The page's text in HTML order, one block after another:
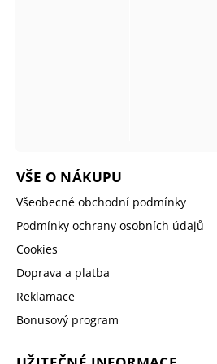
VŠE O NÁKUPU
Všeobecné obchodní podmínky
Podmínky ochrany osobních údajů
Cookies
Doprava a platba
Reklamace
Bonusový program